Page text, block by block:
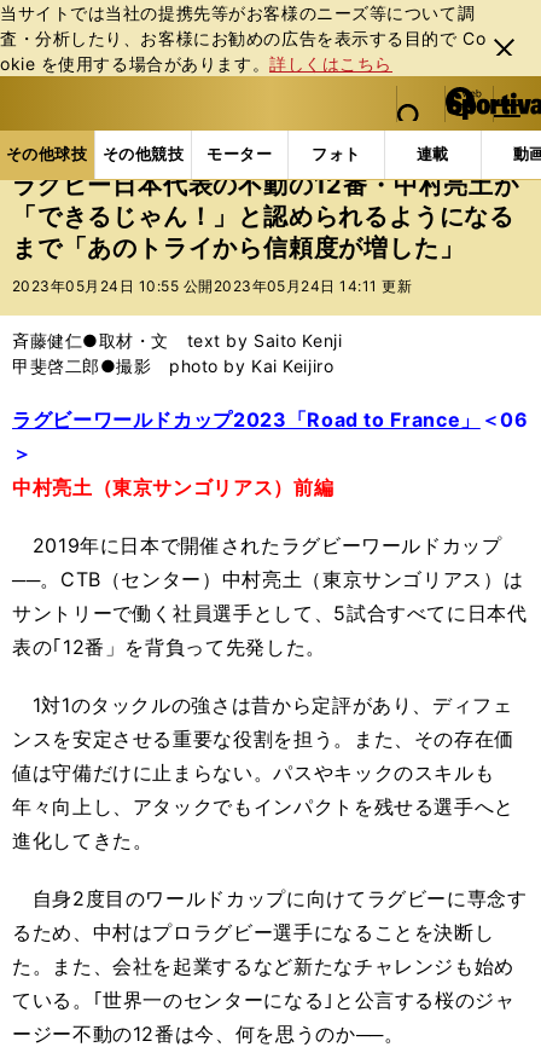
当サイトでは当社の提携先等がお客様のニーズ等について調
査・分析したり、お客様にお勧めの広告を表⽰する⽬的で Co
okie を使⽤する場合があります。詳しくはこちら
閉じ
る
web Sportiva (webスポルティーバ)
検索
マイペ
ー
ジ
メニュ
その他球技 その他競技 モーター フォト 連載 動
ス
ポ
ル
テ
ー
バ
その他球技の記事一覧 ラグビー ラグビー日本代表
ラグビー日本代表の不動の12番・中村亮土が
「できるじゃん！」と認められるようになる
まで「あのトライから信頼度が増した」
2023年05月24日 10:55 公開 2023年05月24日 14:11 更新
斉藤健仁●取材・文 text by Saito Kenji
甲斐啓二郎●撮影 photo by Kai Keijiro
ラグビーワールドカップ2023「Road to France」
＜06
＞
中村亮土（東京サンゴリアス）前編
2019年に日本で開催されたラグビーワールドカップ
──。CTB（センター）中村亮土（東京サンゴリアス）は
サントリーで働く社員選手として、5試合すべてに日本代
表の｢12番」を背負って先発した。
1対1のタックルの強さは昔から定評があり、ディフェ
ンスを安定させる重要な役割を担う。また、その存在価
値は守備だけに止まらない。パスやキックのスキルも
年々向上し、アタックでもインパクトを残せる選手へと
進化してきた。
自身2度目のワールドカップに向けてラグビーに専念す
るため、中村はプロラグビー選手になることを決断し
た。また、会社を起業するなど新たなチャレンジも始め
ている。｢世界一のセンターになる｣と公言する桜のジャ
ージー不動の12番は今、何を思うのか──。